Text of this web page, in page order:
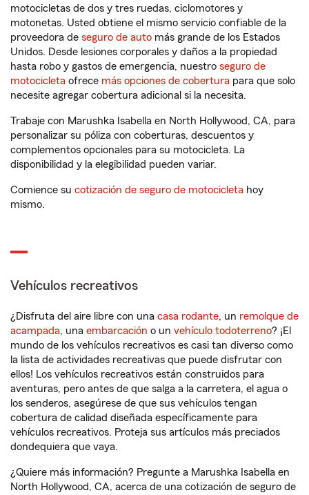
motocicletas de dos y tres ruedas, ciclomotores y
motonetas. Usted obtiene el mismo servicio confiable de la
proveedora de seguro de auto más grande de los Estados
Unidos. Desde lesiones corporales y daños a la propiedad
hasta robo y gastos de emergencia, nuestro seguro de
motocicleta ofrece más opciones de cobertura para que solo
necesite agregar cobertura adicional si la necesita.
Trabaje con Marushka Isabella en North Hollywood, CA, para
personalizar su póliza con coberturas, descuentos y
complementos opcionales para su motocicleta. La
disponibilidad y la elegibilidad pueden variar.
Comience su cotización de seguro de motocicleta hoy
mismo.
Vehículos recreativos
¿Disfruta del aire libre con una casa rodante, un remolque de
acampada, una embarcación o un vehículo todoterreno? ¡El
mundo de los vehículos recreativos es casi tan diverso como
la lista de actividades recreativas que puede disfrutar con
ellos! Los vehículos recreativos están construidos para
aventuras, pero antes de que salga a la carretera, el agua o
los senderos, asegúrese de que sus vehículos tengan
cobertura de calidad diseñada específicamente para
vehículos recreativos. Proteja sus artículos más preciados
dondequiera que vaya.
¿Quiere más información? Pregunte a Marushka Isabella en
North Hollywood, CA, acerca de una cotización de seguro de